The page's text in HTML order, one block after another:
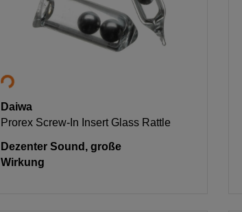
Daiwa
Prorex Screw-In Insert Glass Rattle
Dezenter Sound, große
Wirkung